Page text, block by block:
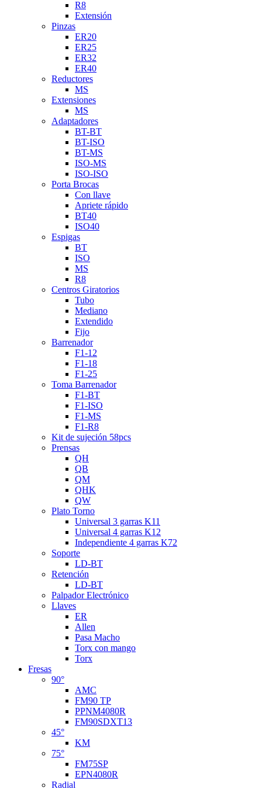
R8
Extensión
Pinzas
ER20
ER25
ER32
ER40
Reductores
MS
Extensiones
MS
Adaptadores
BT-BT
BT-ISO
BT-MS
ISO-MS
ISO-ISO
Porta Brocas
Con llave
Apriete rápido
BT40
ISO40
Espigas
BT
ISO
MS
R8
Centros Giratorios
Tubo
Mediano
Extendido
Fijo
Barrenador
F1-12
F1-18
F1-25
Toma Barrenador
F1-BT
F1-ISO
F1-MS
F1-R8
Kit de sujeción 58pcs
Prensas
QH
QB
QM
QHK
QW
Plato Torno
Universal 3 garras K11
Universal 4 garras K12
Independiente 4 garras K72
Soporte
LD-BT
Retención
LD-BT
Palpador Electrónico
Llaves
ER
Allen
Pasa Macho
Torx con mango
Torx
Fresas
90°
AMC
FM90 TP
PPNM4080R
FM90SDXT13
45°
KM
75°
FM75SP
EPN4080R
Radial